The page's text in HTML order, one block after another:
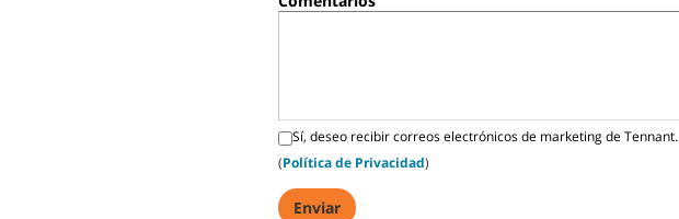
Sí, deseo recibir correos electrónicos de marketing de Tennant.
(Política de Privacidad)